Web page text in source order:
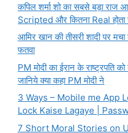
कपिल शर्मा शो का सबसे बड़ा राज
Scripted और कितना Real होता
आमिर खान की तीसरी शादी पर मचा
फतवा
PM मोदी का ईरान के राष्ट्रपति
जानिये क्या कहा PM मोदी ने
3 Ways – Mobile me App
Lock Kaise Lagaye |
7 Short Moral Stories on